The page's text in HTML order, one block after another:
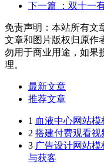
下一篇
：双十一
免责声明：本站所有文
文章和图片版权归原作
勿用于商业用途，如果
理。
最新文章
推荐文章
1 血液中心网站
2 搭建付费观看视
3 广告设计网站
与获客